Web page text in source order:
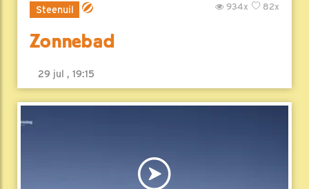
Steenuil 82x
934x
Zonnebad
29 jul , 19:15